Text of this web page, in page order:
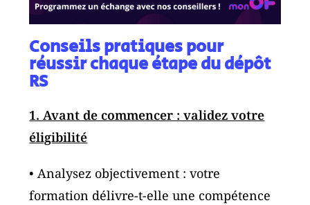
Conseils pratiques pour
réussir chaque étape du dépôt
RS
1. Avant de commencer : validez votre
éligibilité
• Analysez objectivement : votre
formation délivre-t-elle une compétence